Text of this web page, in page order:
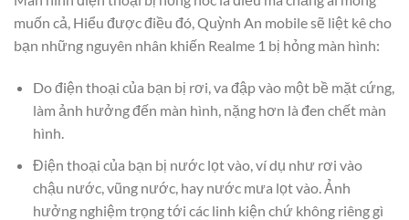
muốn cả, Hiểu được điều đó, Quỳnh An mobile sẽ liệt kê cho
bạn những nguyên nhân khiến Realme 1 bị hỏng màn hình:
Do điện thoại của bạn bị rơi, va đập vào một bề mặt cứng,
làm ảnh hưởng đến màn hình, nặng hơn là đen chết màn
hình.
Điện thoại của bạn bị nước lọt vào, ví dụ như rơi vào
chậu nước, vũng nước, hay nước mưa lọt vào. Ảnh
hưởng nghiệm trọng tới các linh kiện chứ không riêng gì